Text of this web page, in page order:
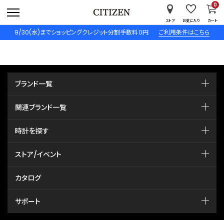
9/30(水)までショッピングクレジット分割手数料０円 ご利用条件はこちら
ストア お気に入り カート
0
ブランド一覧
関連ブランド一覧
時計を探す
ストア/イベント
カタログ
サポート